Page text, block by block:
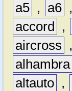
a5 , a6 ,
accord
,
aircross
,
alhambra
altauto ,